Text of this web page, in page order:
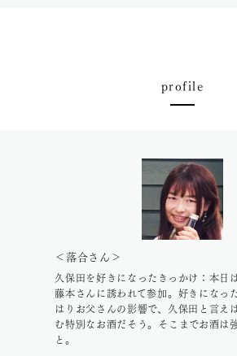
profile
＜落合さん＞
久保田を好きになったきっかけ：本日
藤本さんに誘われて参加。好きになっ
はりお父さんの影響で、久保田と言え
む特別なお酒だそう。そこまでお酒は
と。